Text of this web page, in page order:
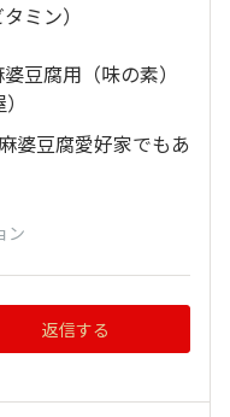
ミン）
豆腐用（味の素）
婆豆腐愛好家でもあ
ン
返信する